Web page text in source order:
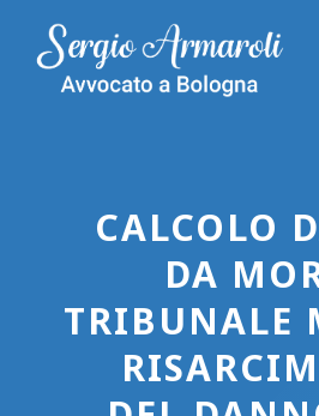
contenuto
CALCOLO
DA
TRIBUNALE